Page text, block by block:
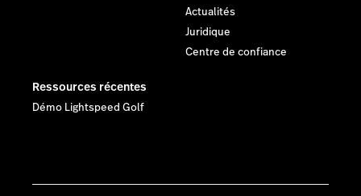
Actualités
Juridique
Centre de confiance
Ressources récentes
Démo Lightspeed Golf